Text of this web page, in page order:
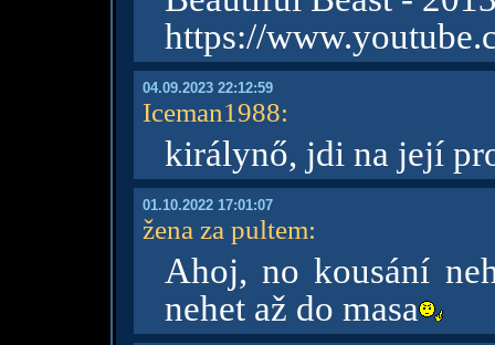
https://
04.09.2023 22:12:59
Iceman1988:
királynő, jdi na její
01.10.2022 17:01:07
žena za pultem:
Ahoj, no kousání
nehet až do masa